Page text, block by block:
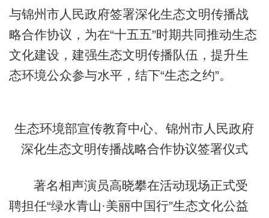
与锦州市人民政府签署深化生态文明传播战
略合作协议，为在“十五五”时期共同推动生态
文化建设，建强生态文明传播队伍，提升生
态环境公众参与水平，结下“生态之约”。
生态环境部宣传教育中心、锦州市人民政府
深化生态文明传播战略合作协议签署仪式
著名相声演员高晓攀在活动现场正式受
聘担任“绿水青山·美丽中国行”生态文化公益